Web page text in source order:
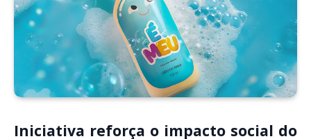
Iniciativa reforça o impacto social do